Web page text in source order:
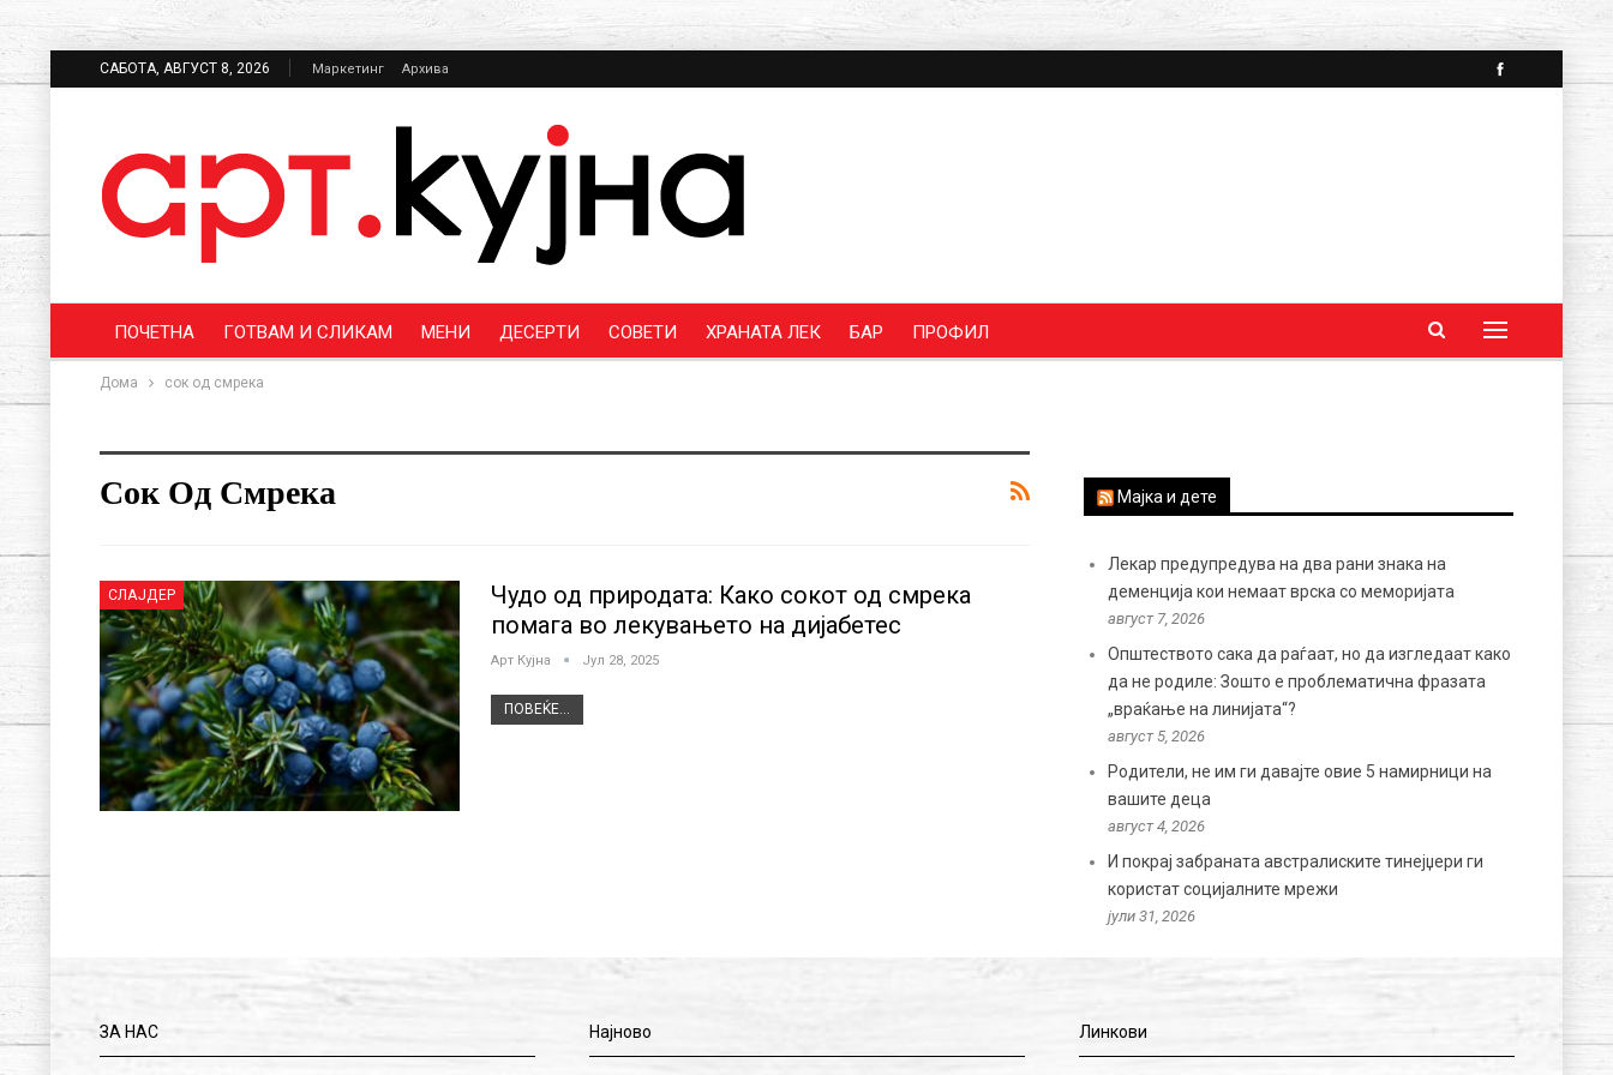
САБОТА, АВГУСТ 8, 2026 Маркетинг Архива
ПОЧЕТНА ГОТВАМ И СЛИКАМ МЕНИ ДЕСЕРТИ СОВЕТИ ХРАНАТА ЛЕК БАР ПРОФИЛ
Дома сок од смрека
Сок Од Смрека
СЛАЈДЕР
Чудо од природата: Како сокот од смрека
помага во лекувањето на дијабетес
Арт Кујна Јул 28, 2025
ПОВЕЌЕ...
Мајка и дете
Лекар предупредува на два рани знака на
деменција кои немаат врска со меморијата
август 7, 2026
Општеството сака да раѓаат, но да изгледаат како
да не родиле: Зошто е проблематична фразата
„враќање на линијата“?
август 5, 2026
Родители, не им ги давајте овие 5 намирници на
вашите деца
август 4, 2026
И покрај забраната австралиските тинејџери ги
користат социјалните мрежи
јули 31, 2026
ЗА НАС Најново Линкови